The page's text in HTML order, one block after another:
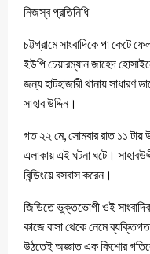
নিজস্ব প্রতিনিধি
চট্টগ্রামে সাংবাদিকে পা কেটে
ইউপি চেয়ারম্যান জাহেদ
জন্য হাটহাজারী থানায় সাধারণ
সাহাব উদ্দিন।
গত ২২ মে, সোমবার রাত ১১ টায়
এলাকায় এই ঘটনা ঘটে।
বিন্ডিংয়ে বসবাস করেন।
জিডিতে ভুক্তভোগী ওই
কাজে বাসা থেকে নেমে
উঠতেই অজ্ঞাত এক কিশোর